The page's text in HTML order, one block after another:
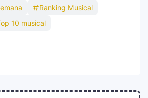
Ranking Musical
10 musical